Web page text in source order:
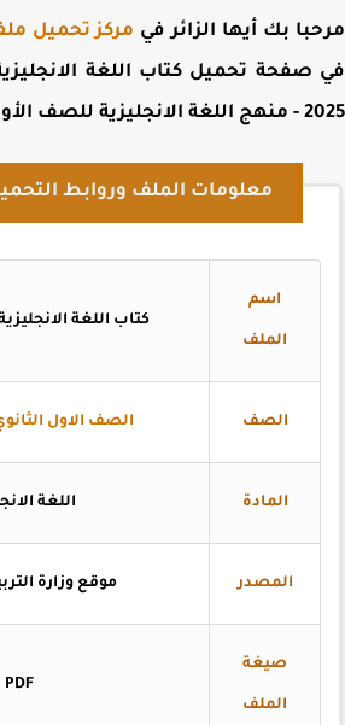
بك أيها الزائر فيمركز تحميل
صفحةتحميلكتاب اللغة
منهج اللغة الانجليزية للصف الأول
معلومات الملف وروابط التحميل
اسم
الملف
كتاب اللغة الانجليزية - 1 ثانوي - ترم 1
الصف الصف الاول الثانوي -
المادة اللغة
المصدر موقع وزارة التربية
صيغة
الملف
PDF